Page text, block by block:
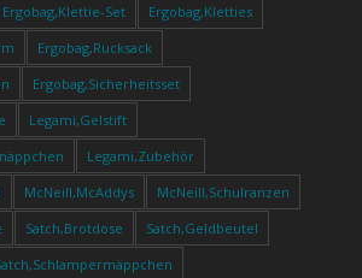
Ergobag,Klettie-Set
Ergobag,Kletties
Ergobag,Rucksack
Ergobag,Sicherheitsset
Legami,Gelstift
Legami,Zubehör
McNeill,McAddys
McNeill,Schulranzen
Satch,Brotdose
Satch,Geldbeutel